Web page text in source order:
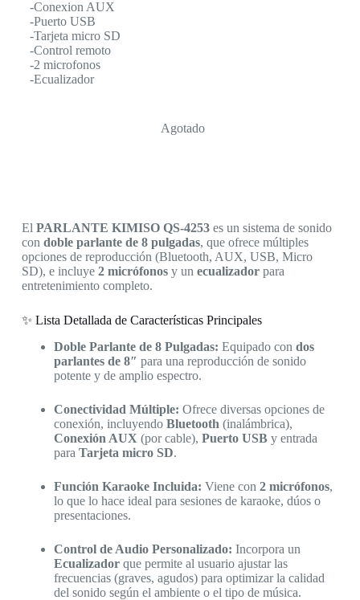
-Conexion AUX
-Puerto USB
-Tarjeta micro SD
-Control remoto
-2 microfonos
-Ecualizador
Agotado
El PARLANTE KIMISO QS-4253es un sistema de sonido
con doble parlante de 8 pulgadas, que ofrece múltiples
opciones de reproducción (Bluetooth, AUX, USB, Micro
SD), e incluye 2 micrófonosy un ecualizadorpara
entretenimiento completo.
✨ Lista Detallada de Características Principales
Doble Parlante de 8 Pulgadas: Equipado con dos
parlantes de 8″ para una reproducción de sonido
potente y de amplio espectro.
Conectividad Múltiple: Ofrece diversas opciones de
conexión, incluyendo Bluetooth (inalámbrica),
Conexión AUX (por cable), Puerto USBy entrada
para Tarjeta micro SD.
Función Karaoke Incluida: Viene con 2 micrófonos,
lo que lo hace ideal para sesiones de karaoke, dúos o
presentaciones.
Control de Audio Personalizado: Incorpora un
Ecualizadorque permite al usuario ajustar las
frecuencias (graves, agudos) para optimizar la calidad
del sonido según el ambiente o el tipo de música.